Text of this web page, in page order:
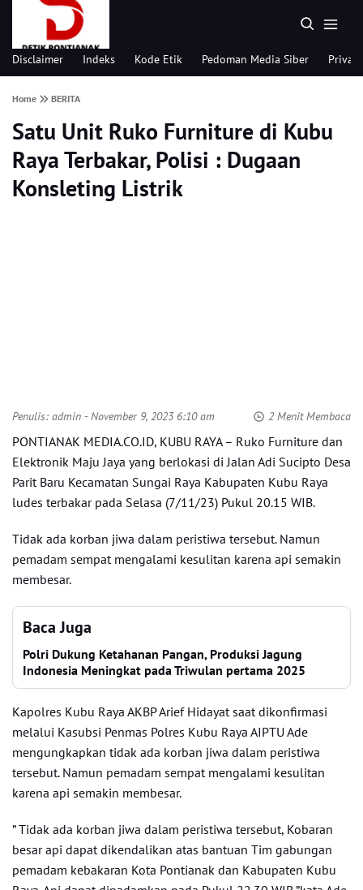
Disclaimer Indeks Kode Etik Pedoman Media Siber
Home BERITA
Satu Unit Ruko Furniture di Kubu
Raya Terbakar, Polisi : Dugaan
Konsleting Listrik
Penulis: admin - November 9, 2023 6:10 am 2 Menit Membaca
PONTIANAK MEDIA.CO.ID, KUBU RAYA – Ruko Furniture dan
Elektronik Maju Jaya yang berlokasi di Jalan Adi Sucipto Desa
Parit Baru Kecamatan Sungai Raya Kabupaten Kubu Raya
ludes terbakar pada Selasa (7/11/23) Pukul 20.15 WIB.
Tidak ada korban jiwa dalam peristiwa tersebut. Namun
pemadam sempat mengalami kesulitan karena api semakin
membesar.
Baca Juga
Polri Dukung Ketahanan Pangan, Produksi Jagung
Indonesia Meningkat pada Triwulan pertama 2025
Kapolres Kubu Raya AKBP Arief Hidayat saat dikonfirmasi
melalui Kasubsi Penmas Polres Kubu Raya AIPTU Ade
mengungkapkan tidak ada korban jiwa dalam peristiwa
tersebut. Namun pemadam sempat mengalami kesulitan
karena api semakin membesar.
” Tidak ada korban jiwa dalam peristiwa tersebut, Kobaran
besar api dapat dikendalikan atas bantuan Tim gabungan
pemadam kebakaran Kota Pontianak dan Kabupaten Kubu